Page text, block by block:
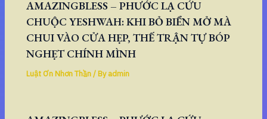
AMAZINGBLESS – PHƯỚC LẠ CỨU
CHUỘC YESHWAH: KHI BỎ BIỂN MỞ MÀ
CHUI VÀO CỬA HẸP, THẾ TRẬN TỰ BÓP
NGHẸT CHÍNH MÌNH
Luật Ơn Nhơn Thần/ Byadmin